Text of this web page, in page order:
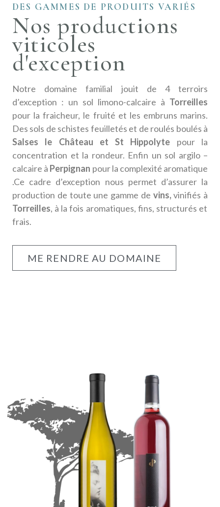
DES GAMMES DE PRODUITS VARIÉS
Nos productions
viticoles
d'exception
Notre domaine familial jouit de 4 terroirs
d’exception : un sol limono-calcaire à Torreilles
pour la fraicheur, le fruité et les embruns marins.
Des sols de schistes feuilletés et de roulés boulés à
Salses le Château et St Hippolyte pour la
concentration et la rondeur. Enfin un sol argilo –
calcaire à Perpignan pour la complexité aromatique
.Ce cadre d’exception nous permet d’assurer la
production de toute une gamme de vins,vinifiés à
Torreilles, à la fois aromatiques, fins, structurés et
frais.
ME RENDRE AU DOMAINE